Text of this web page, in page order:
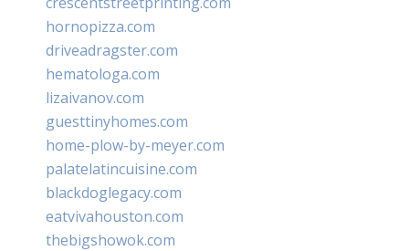
hornopizza.com
driveadragster.com
hematologa.com
lizaivanov.com
guesttinyhomes.com
home-plow-by-meyer.com
palatelatincuisine.com
blackdoglegacy.com
eatvivahouston.com
thebigshowok.com